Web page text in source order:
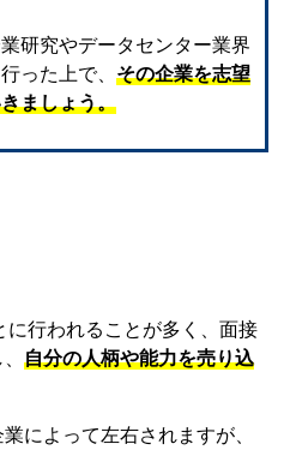
研究やデータセンター業界
った上で、 その企業を志望
ましょう。
に行われることが多く、面接
自分の人柄や能力を売り込
によって左右されますが、